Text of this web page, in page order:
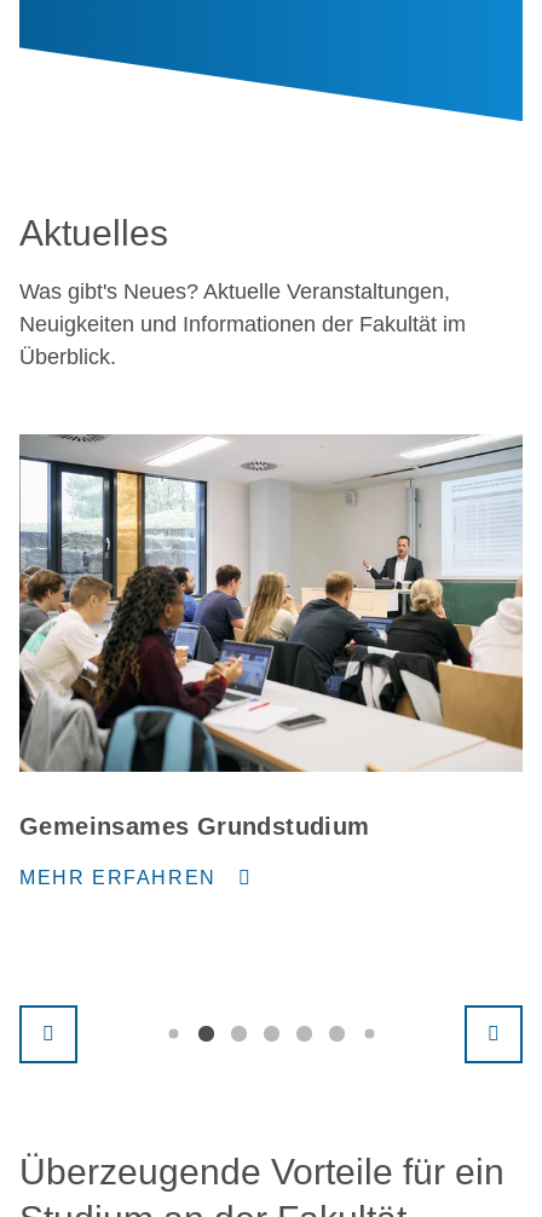
Aktuelles
Was gibt's Neues? Aktuelle Veranstaltungen,
Neuigkeiten und Informationen der Fakultät im
Überblick.
Gemeinsames Grundstudium
MEHR ERFAHREN
Überzeugende Vorteile für ein